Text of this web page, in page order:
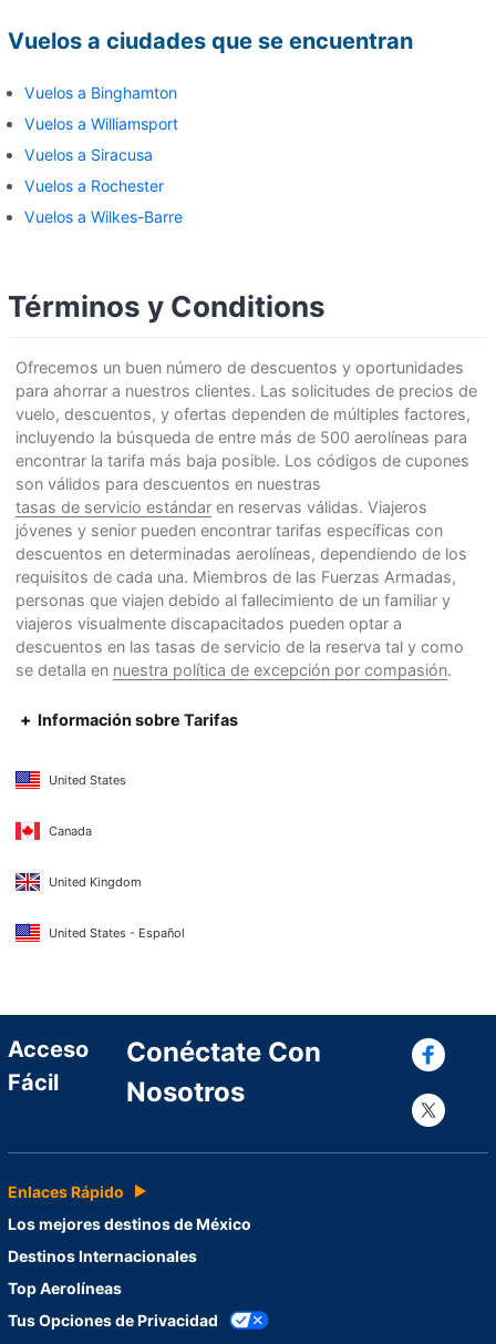
Vuelos a ciudades que se encuentran
Vuelos a Binghamton
Vuelos a Williamsport
Vuelos a Siracusa
Vuelos a Rochester
Vuelos a Wilkes-Barre
Términos y Conditions
Ofrecemos un buen número de descuentos y oportunidades
para ahorrar a nuestros clientes. Las solicitudes de precios de
vuelo, descuentos, y ofertas dependen de múltiples factores,
incluyendo la búsqueda de entre más de 500 aerolíneas para
encontrar la tarifa más baja posible. Los códigos de cupones
son válidos para descuentos en nuestras
tasas de servicio estándar en reservas válidas. Viajeros
jóvenes y senior pueden encontrar tarifas específicas con
descuentos en determinadas aerolíneas, dependiendo de los
requisitos de cada una. Miembros de las Fuerzas Armadas,
personas que viajen debido al fallecimiento de un familiar y
viajeros visualmente discapacitados pueden optar a
descuentos en las tasas de servicio de la reserva tal y como
se detalla en nuestra política de excepción por compasión.
Información sobre Tarifas
United States
Canada
United Kingdom
United States - Español
Acceso
Fácil
Conéctate Con
Nosotros
Enlaces Rápido
Los mejores destinos de México
Destinos Internacionales
Top Aerolíneas
Tus Opciones de Privacidad